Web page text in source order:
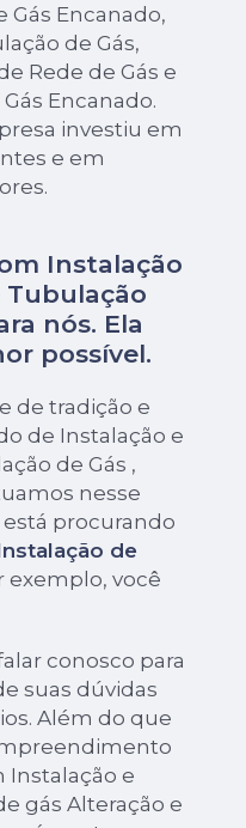
Gás Encanado,
de Gás,
Rede de Gás e
Encanado.
investiu em
e em
Instalação
nós. Ela
possível.
de tradição e
de Instalação e
de Gás ,
nesse
procurando
de
exemplo, você
conosco para
suas dúvidas
Além do que
e
gás Alteração e